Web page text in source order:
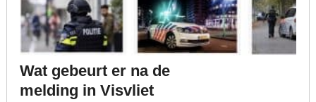
Wat gebeurt er na de
melding in Visvliet